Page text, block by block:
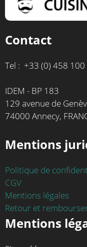
Contact
Tel : +33 (0) 458 100
IDEM - BP 183
129 avenue de
74000 Annecy,
Mentions
Politique de
CGV
Mentions légales
Retour et
Mentions